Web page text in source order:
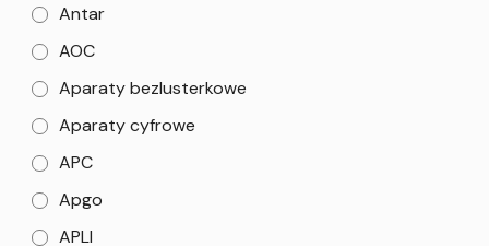
Antar
AOC
Aparaty bezlusterkowe
Aparaty cyfrowe
APC
Apgo
APLI